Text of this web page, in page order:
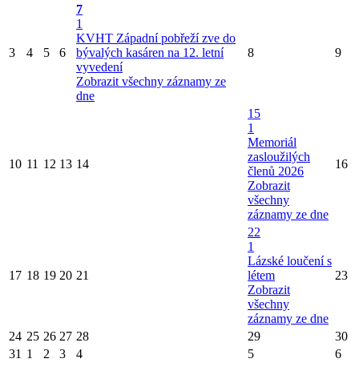
3 4 5 6
7
1
KVHT Západní pobřeží zve do
bývalých kasáren na 12. letní
vyvedení
Zobrazit všechny záznamy ze
dne
8 9
10 11 12 13 14
15
1
Memoriál
zasloužilých
členů 2026
Zobrazit
všechny
záznamy ze dne
16
17 18 19 20 21
22
1
Lázské loučení s
létem
Zobrazit
všechny
záznamy ze dne
23
24 25 26 27 28 29
30
31 1 2 3 4 5 6